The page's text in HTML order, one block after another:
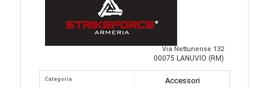
Via Nettunense 132
00075 LANUVIO (RM)
Categoria
Accessori